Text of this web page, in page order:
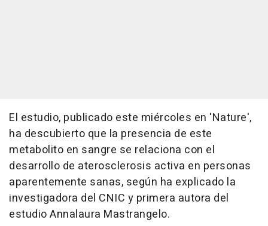
El estudio, publicado este miércoles en 'Nature',
ha descubierto que la presencia de este
metabolito en sangre se relaciona con el
desarrollo de aterosclerosis activa en personas
aparentemente sanas, según ha explicado la
investigadora del CNIC y primera autora del
estudio Annalaura Mastrangelo.